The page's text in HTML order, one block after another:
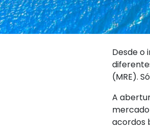
Desde o
(MRE).
A
acordos